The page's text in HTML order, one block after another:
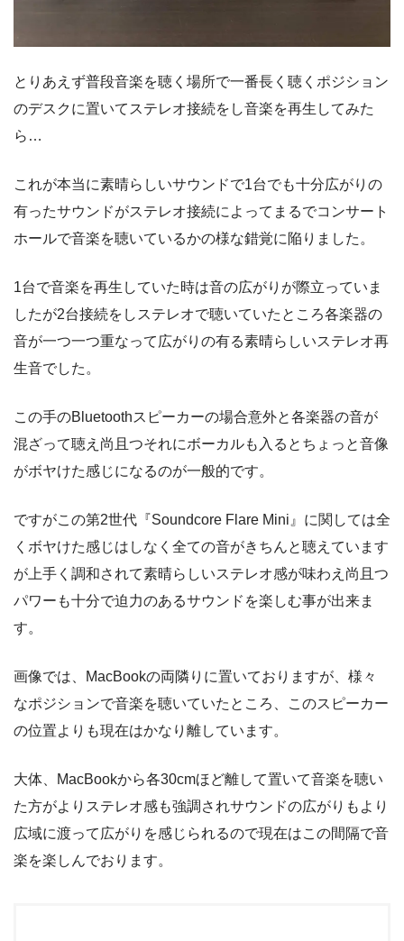
とりあえず普段音楽を聴く場所で一番長く聴くポジション
のデスクに置いてステレオ接続をし音楽を再生してみた
ら…
これが本当に素晴らしいサウンドで1台でも十分広がりの
有ったサウンドがステレオ接続によってまるでコンサート
ホールで音楽を聴いているかの様な錯覚に陥りました。
1台で音楽を再生していた時は音の広がりが際立っていま
したが2台接続をしステレオで聴いていたところ各楽器の
音が一つ一つ重なって広がりの有る素晴らしいステレオ再
生音でした。
この手のBluetoothスピーカーの場合意外と各楽器の音が
混ざって聴え尚且つそれにボーカルも入るとちょっと音像
がボヤけた感じになるのが一般的です。
ですがこの第2世代『Soundcore Flare Mini』に関しては全
くボヤけた感じはしなく全ての音がきちんと聴えています
が上手く調和されて素晴らしいステレオ感が味わえ尚且つ
パワーも十分で迫力のあるサウンドを楽しむ事が出来ま
す。
画像では、MacBookの両隣りに置いておりますが、様々
なポジションで音楽を聴いていたところ、このスピーカー
の位置よりも現在はかなり離しています。
大体、MacBookから各30cmほど離して置いて音楽を聴い
た方がよりステレオ感も強調されサウンドの広がりもより
広域に渡って広がりを感じられるので現在はこの間隔で音
楽を楽しんでおります。